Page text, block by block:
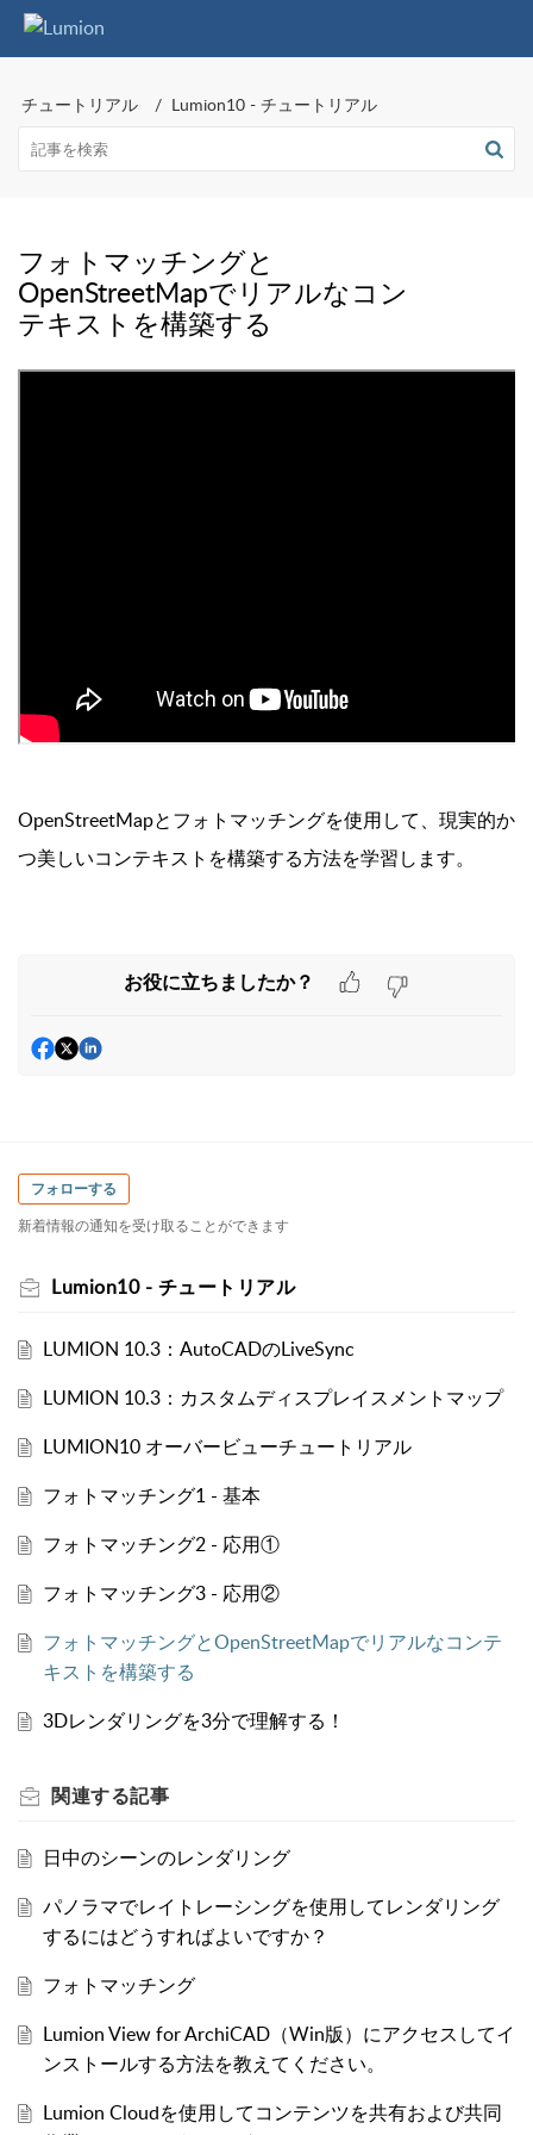
チュートリアル Lumion10 - チュートリアル
フォトマッチングと
OpenStreetMapでリアルなコン
テキストを構築する
OpenStreetMapとフォトマッチングを使用して、現実的か
つ美しいコンテキストを構築する方法を学習します。
お役に立ちましたか？
フォローする
新着情報の通知を受け取ることができます
Lumion10 - チュートリアル
LUMION 10.3：AutoCADのLiveSync
LUMION 10.3：カスタムディスプレイスメントマップ
LUMION10 オーバービューチュートリアル
フォトマッチング1 - 基本
フォトマッチング2 - 応用①
フォトマッチング3 - 応用②
フォトマッチングとOpenStreetMapでリアルなコンテ
キストを構築する
3Dレンダリングを3分で理解する！
関連する記事
日中のシーンのレンダリング
パノラマでレイトレーシングを使用してレンダリング
するにはどうすればよいですか？
フォトマッチング
Lumion View for ArchiCAD（Win版）にアクセスしてイ
ンストールする方法を教えてください。
Lumion Cloudを使用してコンテンツを共有および共同